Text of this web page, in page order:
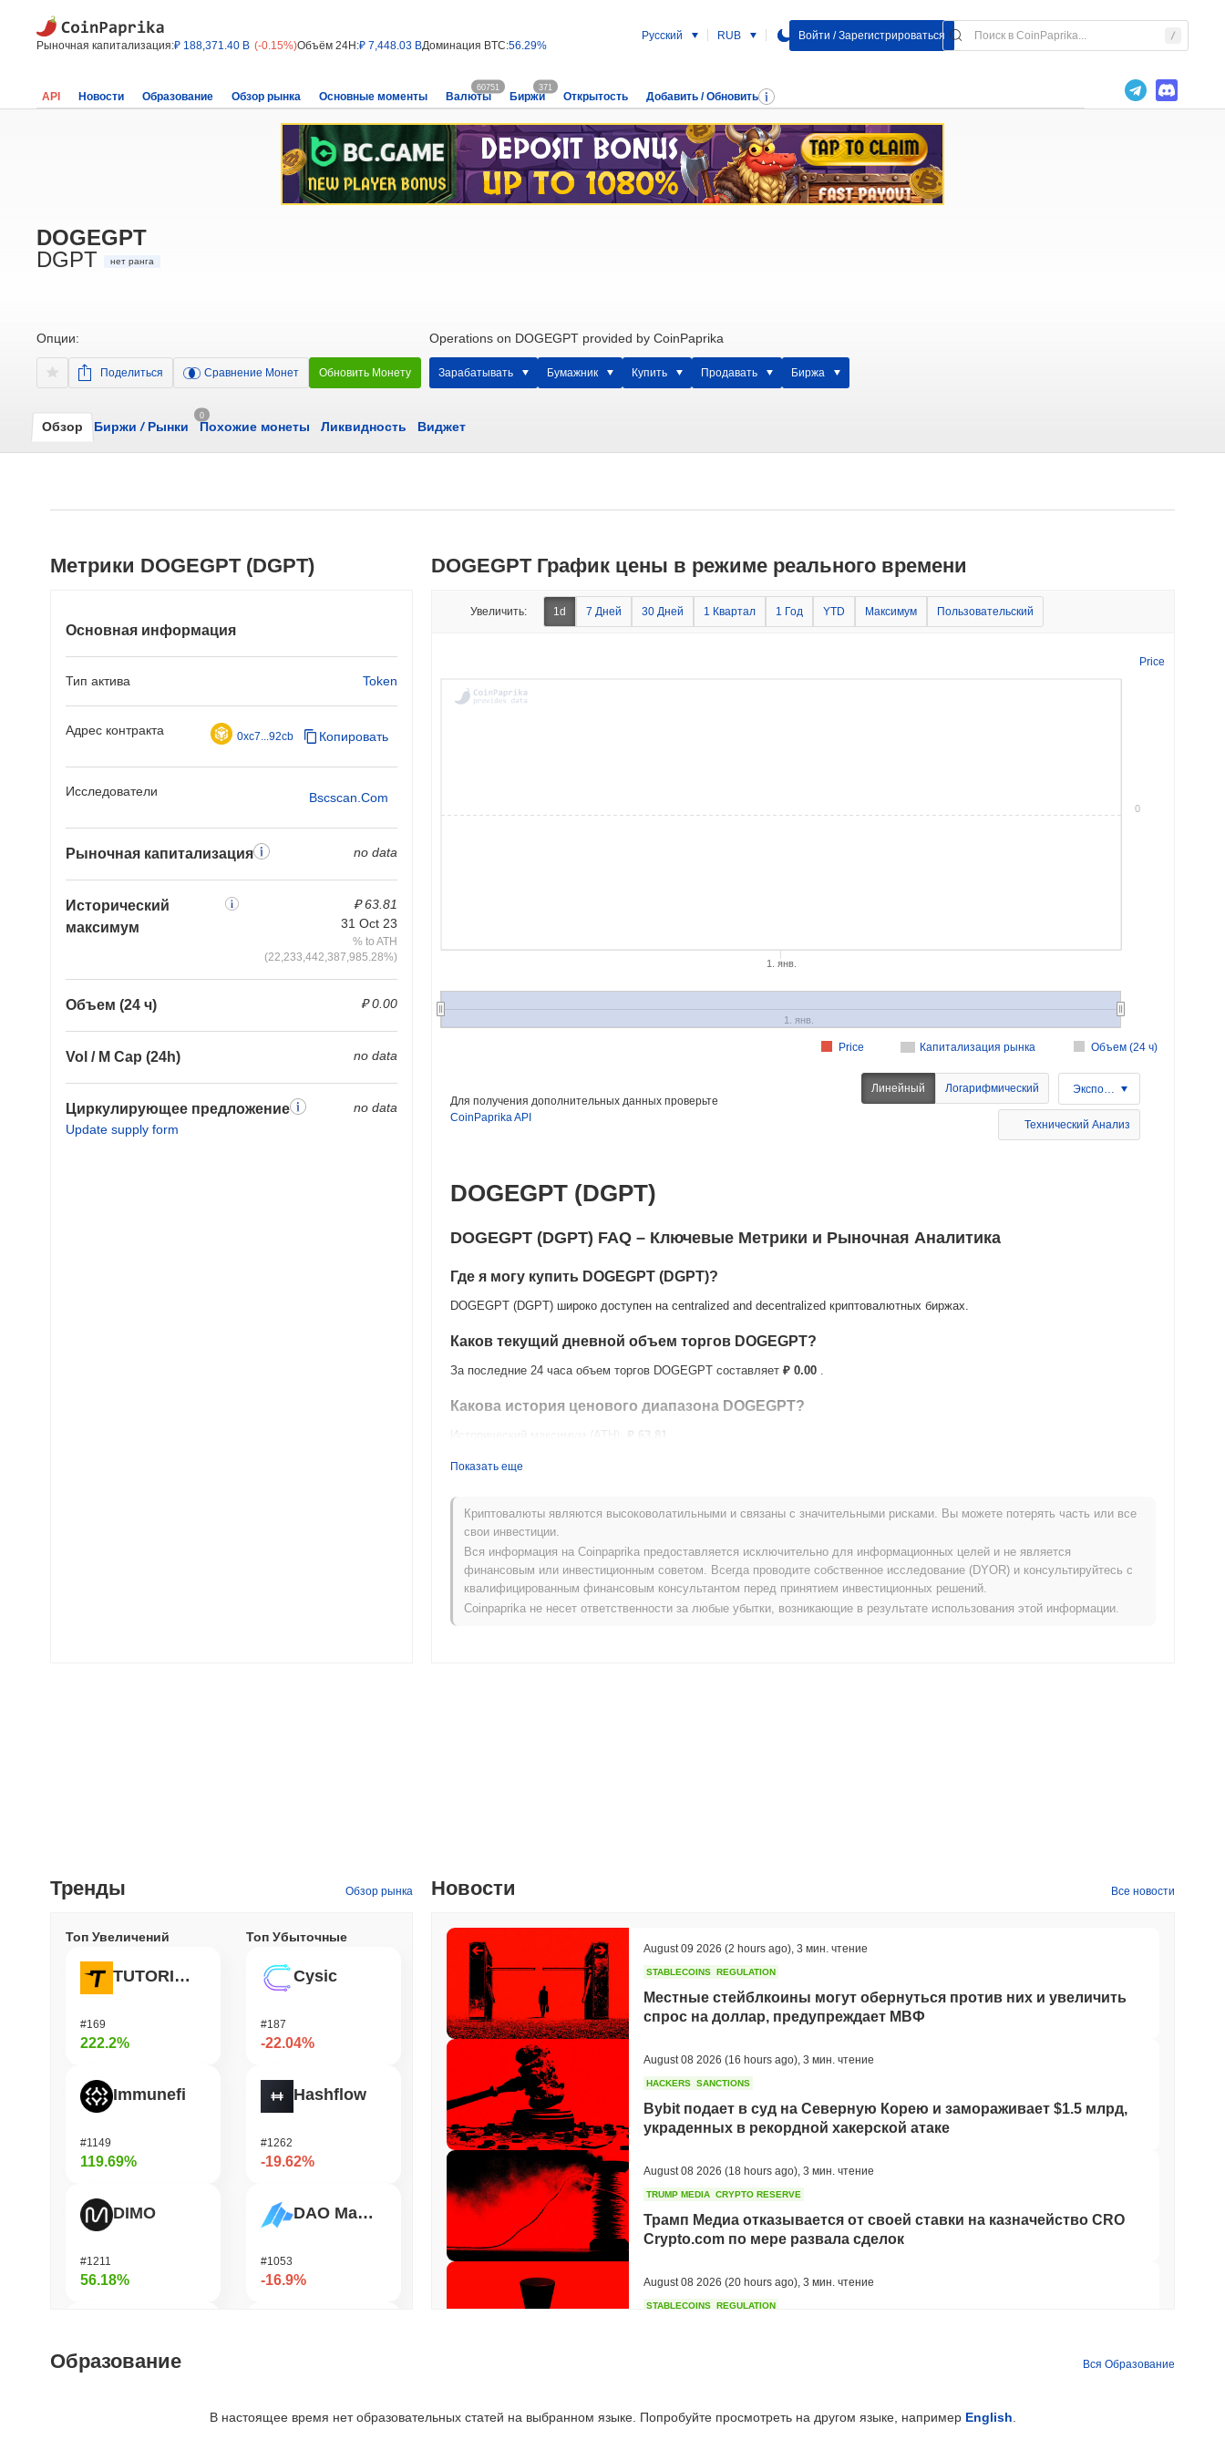
Рыночная капитализация:₽ 188,371.40 B (-0.15%)Объём 24H:₽ 7,448.03 BДоминация BTC:56.29%
Русский RUB Войти / Зарегистрироваться
API Новости Образование Обзор рынка Основные моменты Валюты
60751
Биржи
371
Открытость Добавить / Обновить
DOGEGPT
DGPT
нет ранга
Опции:
Поделиться Сравнение Монет Обновить Монету
Operations on DOGEGPT provided by CoinPaprika
Зарабатывать Бумажник Купить Продавать Биржа
Обзор Биржи /Рынки
0
Похожие монеты Ликвидность Виджет
Метрики DOGEGPT (DGPT)
Основная информация
Тип актива Token
Адрес контракта 0xc7...92cb Копировать
Исследователи Bscscan.com
Рыночная капитализация no data
Исторический
максимум
₽ 63.81
31 Oct 23
% to ATH
(22,233,442,387,985.28%)
Объем (24 ч) ₽ 0.00
Vol / M Cap (24h) no data
Циркулирующее предложение
Update supply form
no data
DOGEGPT График цены в режиме реального времени
Увеличить: 1d 7 Дней 30 Дней 1 Квартал 1 Год YTD Максимум Пользовательский
Price
Капитализация рынка Объем (24 ч)
Price
1. янв.
1. янв.
0
Для получения дополнительных данных проверьте
CoinPaprika API
Линейный Логарифмический Экспорт
Технический Анализ
DOGEGPT (DGPT)
DOGEGPT (DGPT) FAQ – Ключевые Метрики и Рыночная Аналитика
Где я могу купить DOGEGPT (DGPT)?
DOGEGPT (DGPT) широко доступен на centralized and decentralized криптовалютных биржах.
Каков текущий дневной объем торгов DOGEGPT?
За последние 24 часа объем торгов DOGEGPT составляет ₽ 0.00 .
Какова история ценового диапазона DOGEGPT?
Исторический максимум (ATH):
₽ 63.81
Как DOGEGPT работает по сравнению с более широким криптовалютным рынком?
За последние 7 дней DOGEGPT вырос на0.00%, опережая общий криптовалютный рынок который показал снижение на
0.15%. Это указывает на сильную производительность ценового движения DGPT относительно более широкого рыночного
импульса.
Показать еще
Криптовалюты являются высоковолатильными и связаны с значительными рисками. Вы можете потерять часть или все
свои инвестиции.
Вся информация на Coinpaprika предоставляется исключительно для информационных целей и не является
финансовым или инвестиционным советом. Всегда проводите собственное исследование (DYOR) и консультируйтесь с
квалифицированным финансовым консультантом перед принятием инвестиционных решений.
Coinpaprika не несет ответственности за любые убытки, возникающие в результате использования этой информации.
Тренды Обзор рынка
Топ Увеличений
TUTORIAL
#169
222.2%
Immunefi
#1149
119.69%
DIMO
#1211
56.18%
Топ Убыточные
Cysic
#187
-22.04%
Hashflow
#1262
-19.62%
DAO Maker Token
#1053
-16.9%
Новости Все новости
August 09 2026 (2 hours ago) 3 мин. чтение
STABLECOINS REGULATION
Местные стейблкоины могут обернуться против них и увеличить
спрос на доллар, предупреждает МВФ
August 08 2026 (16 hours ago) 3 мин. чтение
HACKERS SANCTIONS
Bybit подает в суд на Северную Корею и замораживает $1.5 млрд,
украденных в рекордной хакерской атаке
August 08 2026 (18 hours ago) 3 мин. чтение
TRUMP MEDIA CRYPTO RESERVE
Трамп Медиа отказывается от своей ставки на казначейство CRO
Crypto.com по мере развала сделок
August 08 2026 (20 hours ago) 3 мин. чтение
STABLECOINS REGULATION
TOKENIZATION DEFI
Образование Вся Образование
В настоящее время нет образовательных статей на выбранном языке. Попробуйте просмотреть на другом языке, например English